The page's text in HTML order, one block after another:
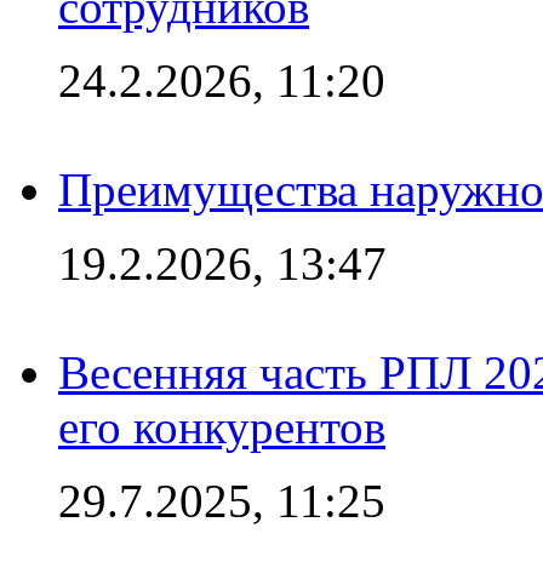
24.2.2026, 11:20
Преимущества
19.2.2026, 13:47
Весенняя часть РПЛ
его конкурентов
29.7.2025, 11:25